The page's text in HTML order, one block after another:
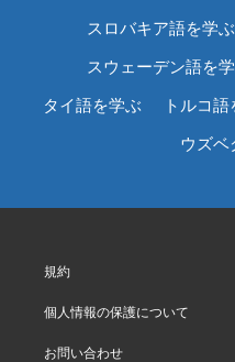
スロバキア語を学ぶ
スウェーデン語を
タイ語を学ぶ トルコ
ウズベ
規約
個人情報の保護について
お問い合わせ